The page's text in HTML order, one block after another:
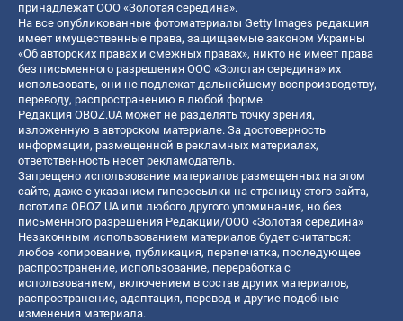
принадлежат ООО «Золотая середина».
На все опубликованные фотоматериалы Getty Images редакция
имеет имущественные права, защищаемые законом Украины
«Об авторских правах и смежных правах», никто не имеет права
без письменного разрешения ООО «Золотая середина» их
использовать, они не подлежат дальнейшему воспроизводству,
переводу, распространению в любой форме.
Редакция OBOZ.UA может не разделять точку зрения,
изложенную в авторском материале. За достоверность
информации, размещенной в рекламных материалах,
ответственность несет рекламодатель.
Запрещено использование материалов размещенных на этом
сайте, даже с указанием гиперссылки на страницу этого сайта,
логотипа OBOZ.UA или любого другого упоминания, но без
письменного разрешения Редакции/ООО «Золотая середина»
Незаконным использованием материалов будет считаться:
любое копирование, публикация, перепечатка, последующее
распространение, использование, переработка с
использованием, включением в состав других материалов,
распространение, адаптация, перевод и другие подобные
изменения материала.